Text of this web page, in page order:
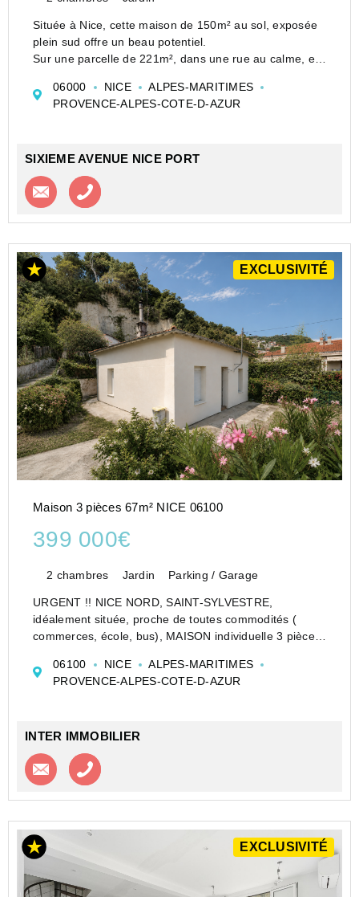
Située à Nice, cette maison de 150m² au sol, exposée
plein sud offre un beau potentiel.
Sur une parcelle de 221m², dans une rue au calme, en
elle se compose d'une agréable pièce de vie avec
cuisine ouverte, de deux chambres, d�...
06000 NICE
ALPES-MARITIMES
PROVENCE-ALPES-COTE-D-AZUR
SIXIEME AVENUE NICE PORT
Contacter l'agence
EXCLUSIVITÉ
Maison 3 pièces 67m² NICE 06100
399 000€
2 chambres Jardin Parking / Garage
URGENT !! NICE NORD, SAINT-SYLVESTRE,
idéalement située, proche de toutes commodités (
commerces, école, bus), MAISON individuelle 3 pièces
cuisine indépendante, double vitrage, reliée au tout à
l'égou...
06100 NICE
ALPES-MARITIMES
PROVENCE-ALPES-COTE-D-AZUR
INTER IMMOBILIER
Contacter l'agence
EXCLUSIVITÉ